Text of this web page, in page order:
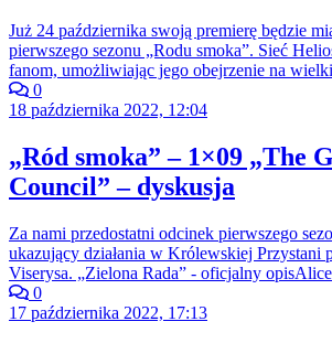
Już 24 października swoją premierę będzie
pierwszego sezonu „Rodu smoka”. Sieć
fanom, umożliwiając jego obejrzenie na
0
18 października 2022, 12:04
„Ród smoka” – 1×09 „The
Council” – dyskusja
Za nami przedostatni odcinek pierwszego
ukazujący działania w Królewskiej Przystani
Viserysa. „Zielona Rada” - oficjalny
0
17 października 2022, 17:13